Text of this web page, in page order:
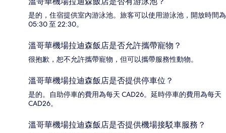
是的，住宿提供室內游泳池。旅客可以使用游泳池，開放時間為
05:30 至 22:30。
溫哥華機場拉迪森飯店是否允許攜帶寵物？
很抱歉，恕不允許攜帶寵物，但可以攜帶服務性動物。
溫哥華機場拉迪森飯店是否提供停車位？
是的。自助停車的費用為每天 CAD26。延時停車的費用為每天
CAD26。
溫哥華機場拉迪森飯店是否提供機場接駁車服務？